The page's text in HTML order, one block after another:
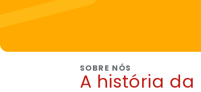
SOBRE NÓS
A história da